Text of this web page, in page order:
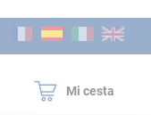
Mi cesta